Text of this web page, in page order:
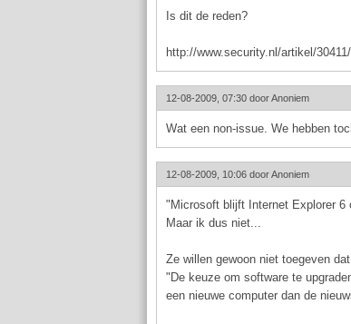
Is dit de reden?
http://www.security.nl/artikel/
12-08-2009, 07:30 doorAnoniem
Wat een non-issue. We hebben
12-08-2009, 10:06 doorAnoniem
"Microsoft blijft Internet Explorer 6
Maar ik dus niet...
Ze willen gewoon niet toegeven
"De keuze om software te
een nieuwe computer dan de